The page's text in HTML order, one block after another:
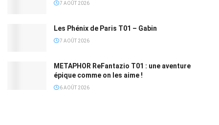
7 AOÛT 2026
Les Phénix de Paris T01 – Gabin
7 AOÛT 2026
METAPHOR ReFantazio T01 : une aventure
épique comme on les aime !
6 AOÛT 2026